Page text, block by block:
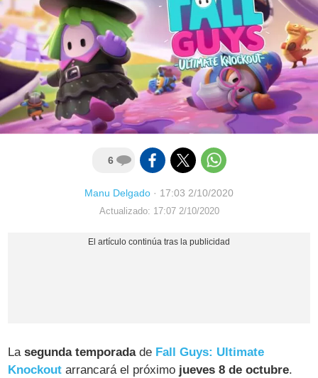
6
Manu Delgado · 17:03 2/10/2020
Actualizado: 17:07 2/10/2020
Lasegunda temporadade Fall Guys: Ultimate
Knockout arrancará el próximo jueves 8 de octubre.